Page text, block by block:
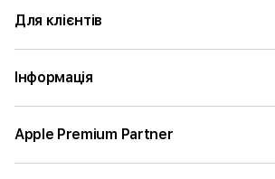
Для клієнтів
Інформація
Apple Premium Partner